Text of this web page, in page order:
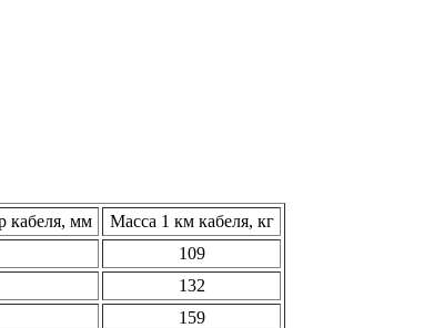
кабеля, мм
Масса 1 км кабеля, кг
109
132
159